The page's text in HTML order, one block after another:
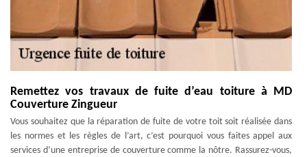
Remettez vos travaux de fuite d’eau toiture à MD
Couverture Zingueur
Vous souhaitez que la réparation de fuite de votre toit soit réalisée dans
les normes et les règles de l’art, c’est pourquoi vous faites appel aux
services d’une entreprise de couverture comme la nôtre. Rassurez-vous,